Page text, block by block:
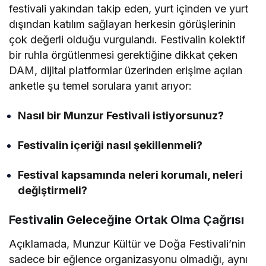
festivali yakından takip eden, yurt içinden ve yurt
dışından katılım sağlayan herkesin görüşlerinin
çok değerli olduğu vurgulandı. Festivalin kolektif
bir ruhla örgütlenmesi gerektiğine dikkat çeken
DAM, dijital platformlar üzerinden erişime açılan
anketle şu temel sorulara yanıt arıyor:
Nasıl bir Munzur Festivali istiyorsunuz?
Festivalin içeriği nasıl şekillenmeli?
Festival kapsamında neleri korumalı, neleri
değiştirmeli?
Festivalin Geleceğine Ortak Olma Çağrısı
Açıklamada, Munzur Kültür ve Doğa Festivali’nin
sadece bir eğlence organizasyonu olmadığı, aynı